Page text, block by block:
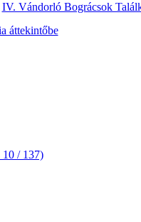
IV. Vándorló Bográcsok
áttekintőbe
/ 137)